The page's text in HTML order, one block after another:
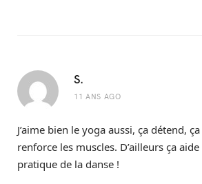
S.
11 ANS AGO
J’aime bien le yoga aussi, ça détend,
renforce les muscles. D’ailleurs ça
pratique de la danse !